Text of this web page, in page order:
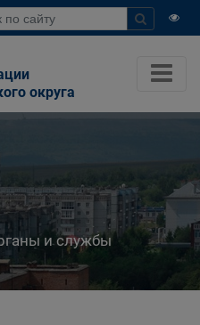
округа
и службы